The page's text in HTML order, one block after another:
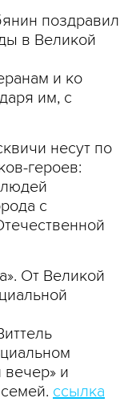
поздравил
в Великой
и ко
им, с
несут по
героев:
с
От Великой
и
ссылка